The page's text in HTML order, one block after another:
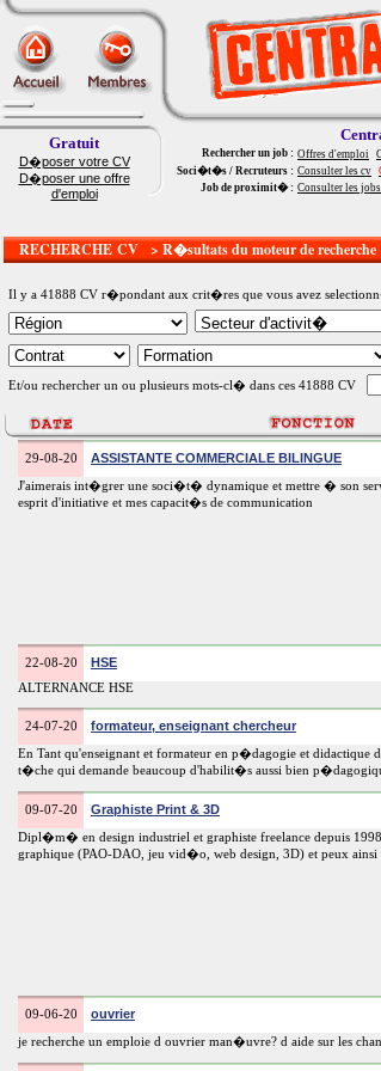
Gratuit
D�poser votre CV
D�poser une offre
d'emploi
Rechercher un job : Offres d'emploi
Soci�t�s / Recruteurs : Consulter les cv
Job de proximit� : Consulter les
RECHERCHE CV > R�sultats du moteur de recherche
Il y a 41888 CV r�pondant aux crit�res que vous avez
Et/ou rechercher un ou plusieurs mots-cl� dans ces 41888 CV
29-08-20 ASSISTANTE COMMERCIALE BILINGUE
J'aimerais int�grer une soci�t� dynamique et mettre � son
esprit d'initiative et mes capacit�s de communication
22-08-20 HSE
ALTERNANCE HSE
24-07-20 formateur, enseignant chercheur
En Tant qu'enseignant et formateur en p�dagogie et didactique
t�che qui demande beaucoup d'habilit�s aussi bien
09-07-20 Graphiste Print & 3D
Dipl�m� en design industriel et graphiste freelance depuis
graphique (PAO-DAO, jeu vid�o, web design, 3D) et peux ainsi
09-06-20 ouvrier
je recherche un emploie d ouvrier man�uvre? d aide sur les